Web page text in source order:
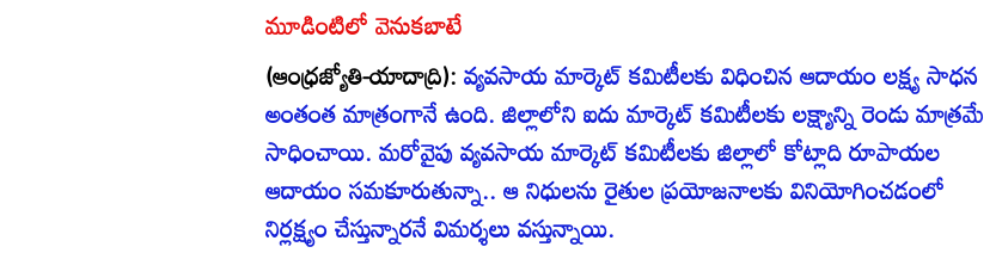
మూడింటిలో వెనుకబాటే
(ఆంధ్రజ్యోతి-యాదాద్రి):వ్యవసాయ మార్కెట్‌ కమిటీలకు విధించిన ఆదాయం లక్ష్య సాధన
అంతంత మాత్రంగానే ఉంది. జిల్లాలోని ఐదు మార్కెట్‌ కమిటీలకు లక్ష్యాన్ని రెండు మాత్రమే
సాధించాయి. మరోవైపు వ్యవసాయ మార్కెట్‌ కమిటీలకు జిల్లాలో కోట్లాది రూపాయల
ఆదాయం సమకూరుతున్నా.. ఆ నిధులను రైతుల ప్రయోజనాలకు వినియోగించడంలో
నిర్లక్ష్యం చేస్తున్నారనే విమర్శలు వస్తున్నాయి.